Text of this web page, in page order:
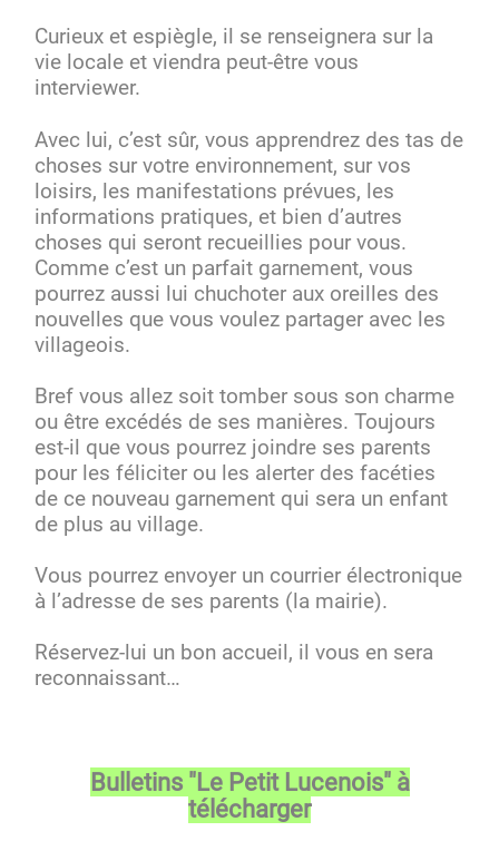
Curieux et espiègle, il se renseignera sur la
vie locale et viendra peut-être vous
interviewer.
Avec lui, c’est sûr, vous apprendrez des tas de
choses sur votre environnement, sur vos
loisirs, les manifestations prévues, les
informations pratiques, et bien d’autres
choses qui seront recueillies pour vous.
Comme c’est un parfait garnement, vous
pourrez aussi lui chuchoter aux oreilles des
nouvelles que vous voulez partager avec les
villageois.
Bref vous allez soit tomber sous son charme
ou être excédés de ses manières. Toujours
est-il que vous pourrez joindre ses parents
pour les féliciter ou les alerter des facéties
de ce nouveau garnement qui sera un enfant
de plus au village.
Vous pourrez envoyer un courrier électronique
à l’adresse de ses parents (la mairie).
Réservez-lui un bon accueil, il vous en sera
reconnaissant…
Bulletins "Le Petit Lucenois" à
télécharger